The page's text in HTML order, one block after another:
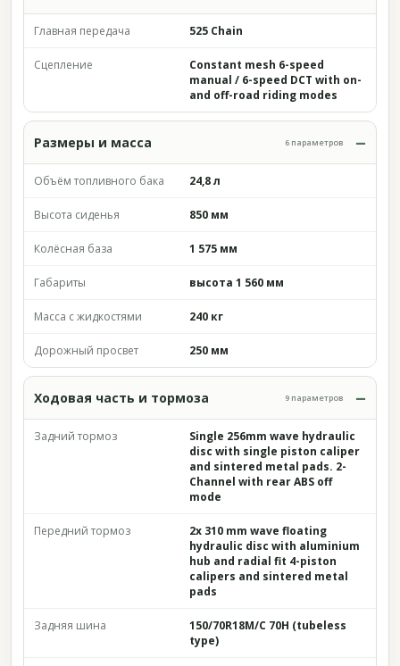
Главная передача 525 Chain
Сцепление
Constant mesh 6-speed
manual / 6-speed DCT with on-
and off-road riding modes
Размеры и масса 6 параметров
Объём топливного бака 24,8 л
Высота сиденья 850 мм
Колёсная база 1 575 мм
Габариты высота 1 560 мм
Масса с жидкостями 240 кг
Дорожный просвет 250 мм
Ходовая часть и тормоза 9 параметров
Задний тормоз
Single 256mm wave hydraulic
disc with single piston caliper
and sintered metal pads. 2-
Channel with rear ABS off
mode
Передний тормоз
2x 310 mm wave floating
hydraulic disc with aluminium
hub and radial fit 4-piston
calipers and sintered metal
pads
Задняя шина
150/70R18M/C 70H (tubeless
type)